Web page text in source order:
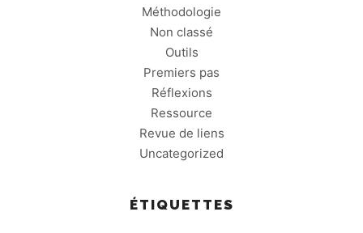
Méthodologie
Non classé
Outils
Premiers pas
Réflexions
Ressource
Revue de liens
Uncategorized
ÉTIQUETTES